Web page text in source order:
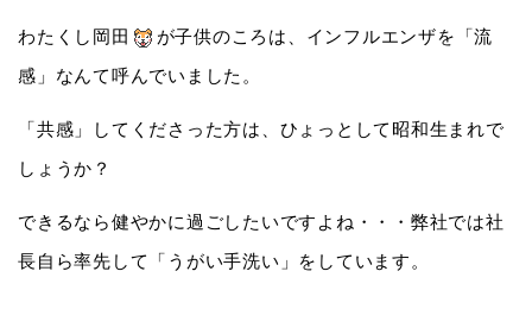
わたくし岡田
が子供のころは、インフルエンザを「流
感」なんて呼んでいました。
「共感」してくださった方は、ひょっとして昭和生まれで
しょうか？
できるなら健やかに過ごしたいですよね・・・弊社では社
長自ら率先して「うがい手洗い」をしています。